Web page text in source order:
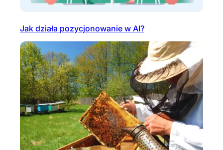
Jak działa pozycjonowanie w AI?